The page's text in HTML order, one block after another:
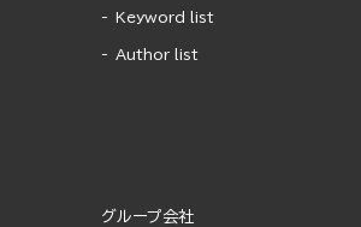
Keyword list
Author list
グループ会社